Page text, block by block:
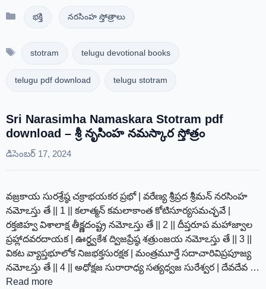
Categories
భక్తి నరసింహ స్తోత్రాలు
Tagsstotram telugu devotional books
telugu pdf download telugu stotram
Sri Narasimha Namaskara Stotram pdf
download – శ్రీ నృసింహ నమస్కార స్తోత్రం
డిసెంబర్ 17, 2024
వజ్రకాయ సురశ్రేష్ఠ చక్రాభయకర ప్రభో | వరేణ్య శ్రీప్రద శ్రీమన్ నరసింహ
నమోఽస్తు తే || 1 || కలాత్మన్ కమలాకాంత కోటిసూర్యసమచ్ఛవే |
రక్తజిహ్వ విశాలాక్ష తీక్ష్ణదంష్ట్ర నమోఽస్తు తే || 2 || దీప్తరూప మహాజ్వాల
ప్రహ్లాదవరదాయక | ఊర్ధ్వకేశ ద్విజప్రేష్ఠ శత్రుంజయ నమోఽస్తు తే || 3 ||
వికట వ్యాప్తభూలోక నిజభక్తసురక్షక | మంత్రమూర్తే సదాచారివిప్రపూజ్య
నమోఽస్తు తే || 4 || అధోక్షజ సురారాధ్య సత్యధ్వజ సురేశ్వర | దేవదేవ …
Read more